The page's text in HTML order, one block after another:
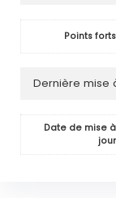
Points forts
Dernière mise
Date de mise à
jour